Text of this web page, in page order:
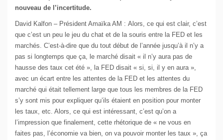
nouveau de l’incertitude.
David Kalfon – Président Amaïka AM : Alors, ce qui est clair, c’est
que c’est un peu le jeu du chat et de la souris entre la FED et les
marchés. C’est-à-dire que du tout début de l’année jusqu’à il n’y a
pas si longtemps que ça, le marché disait « il n’y aura pas de
hausse des taux cet été », la FED disait « si, si, il y en aura »,
avec un écart entre les attentes de la FED et les attentes du
marché qui était tellement large que tous les membres de la FED
s’y sont mis pour expliquer qu’ils étaient en position pour monter
les taux, etc. Alors, ce qui est intéressant, c’est qu’on a
l’impression que finalement, cette rhétorique de « ne vous en
faites pas, l’économie va bien, on va pouvoir monter les taux », ça